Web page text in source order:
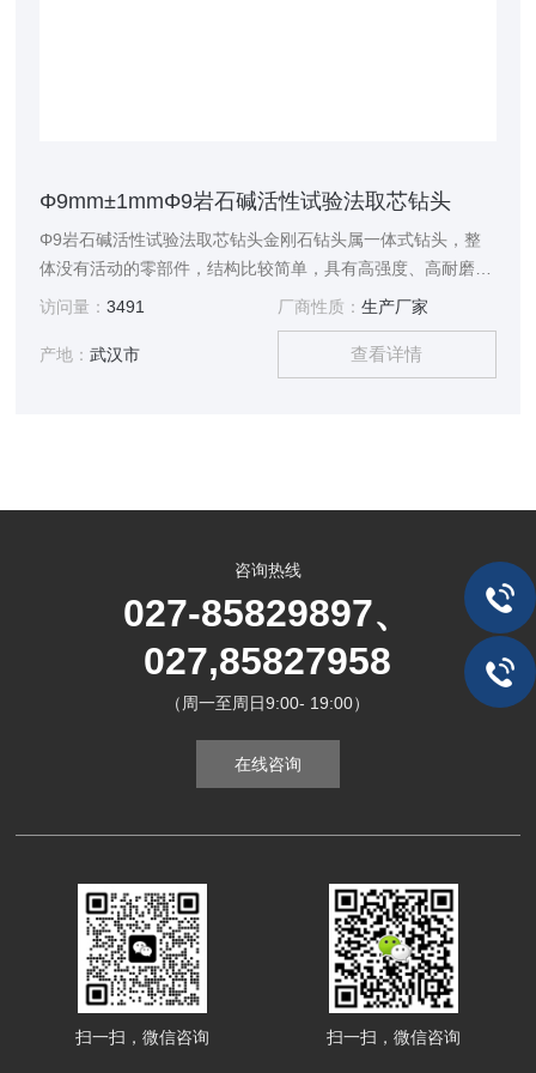
Φ9mm±1mmΦ9岩石碱活性试验法取芯钻头
Φ9岩石碱活性试验法取芯钻头金刚石钻头属一体式钻头，整
体没有活动的零部件，结构比较简单，具有高强度、高耐磨和
抗冲击的能力，是20世纪80年代世界钻井三大新技术之一
访问量：3491 厂商性质： 生产厂家
产地：武汉市 查看详情
咨询热线
027-85829897、
027,85827958
（周一至周日9:00- 19:00）
在线咨询
扫一扫，微信咨询 扫一扫，微信咨询